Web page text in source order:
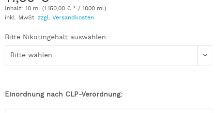
Inhalt: 10 ml (1.150,00 € * / 1000 ml)
inkl. MwSt. zzgl. Versandkosten
Bitte Nikotingehalt auswählen::
Einordnung nach CLP-Verordnung: